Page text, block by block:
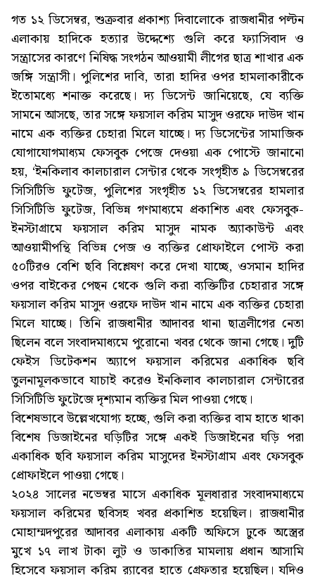
গত ১২ ডিসেম্বর, শুক্রবার প্রকাশ্য দিবালোকে রাজধানীর পল্টন
এলাকায় হাদিকে হত্যার উদ্দেশ্যে গুলি করে ফ্যাসিবাদ ও
সন্ত্রাসের কারণে নিষিদ্ধ সংগঠন আওয়ামী লীগের ছাত্র শাখার এক
জঙ্গি সন্ত্রাসী। পুলিশের দাবি, তারা হাদির ওপর হামলাকারীকে
ইতোমধ্যে শনাক্ত করেছে। দ্য ডিসেন্ট জানিয়েছে, যে ব্যক্তি
সামনে আসছে, তার সঙ্গে ফয়সাল করিম মাসুদ ওরফে দাউদ খান
নামে এক ব্যক্তির চেহারা মিলে যাচ্ছে। দ্য ডিসেন্টের সামাজিক
যোগাযোগমাধ্যম ফেসবুক পেজে দেওয়া এক পোস্টে জানানো
হয়, ‘ইনকিলাব কালচারাল সেন্টার থেকে সংগৃহীত ৯ ডিসেম্বরের
সিসিটিভি ফুটেজ, পুলিশের সংগৃহীত ১২ ডিসেম্বরের হামলার
সিসিটিভি ফুটেজ, বিভিন্ন গণমাধ্যমে প্রকাশিত এবং ফেসবুক-
ইনস্টাগ্রামে ফয়সাল করিম মাসুদ নামক অ্যাকাউন্ট এবং
আওয়ামীপন্থি বিভিন্ন পেজ ও ব্যক্তির প্রোফাইলে পোস্ট করা
৫০টিরও বেশি ছবি বিশ্লেষণ করে দেখা যাচ্ছে, ওসমান হাদির
ওপর বাইকের পেছন থেকে গুলি করা ব্যক্তিটির চেহারার সঙ্গে
ফয়সাল করিম মাসুদ ওরফে দাউদ খান নামে এক ব্যক্তির চেহারা
মিলে যাচ্ছে। তিনি রাজধানীর আদাবর থানা ছাত্রলীগের নেতা
ছিলেন বলে সংবাদমাধ্যমে পুরোনো খবর থেকে জানা গেছে। দুটি
ফেইস ডিটেকশন অ্যাপে ফয়সাল করিমের একাধিক ছবি
তুলনামূলকভাবে যাচাই করেও ইনকিলাব কালচারাল সেন্টারের
সিসিটিভি ফুটেজে দৃশ্যমান ব্যক্তির মিল পাওয়া গেছে।
বিশেষভাবে উল্লেখযোগ্য হচ্ছে, গুলি করা ব্যক্তির বাম হাতে থাকা
বিশেষ ডিজাইনের ঘড়িটির সঙ্গে একই ডিজাইনের ঘড়ি পরা
একাধিক ছবি ফয়সাল করিম মাসুদের ইনস্টাগ্রাম এবং ফেসবুক
প্রোফাইলে পাওয়া গেছে।
২০২৪ সালের নভেম্বর মাসে একাধিক মূলধারার সংবাদমাধ্যমে
ফয়সাল করিমের ছবিসহ খবর প্রকাশিত হয়েছিল। রাজধানীর
মোহাম্মদপুরের আদাবর এলাকায় একটি অফিসে ঢুকে অস্ত্রের
মুখে ১৭ লাখ টাকা লুট ও ডাকাতির মামলায় প্রধান আসামি
হিসেবে ফয়সাল করিম র‌্যাবের হাতে গ্রেফতার হয়েছিল। যদিও